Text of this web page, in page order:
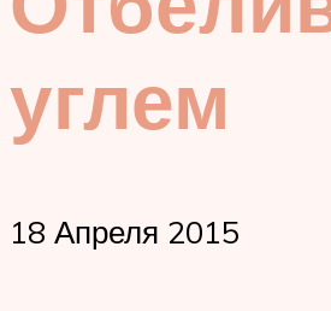
углем
18 Апреля 2015